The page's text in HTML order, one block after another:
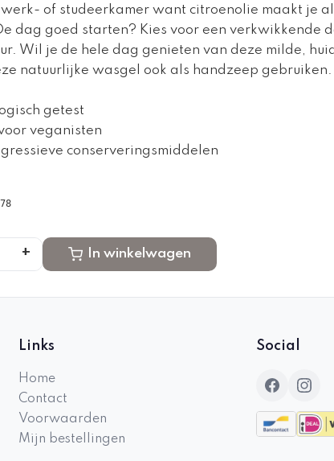
of studeerkamer want citroenolie maakt je
dag goed starten? Kies voor een verkwikkende
Wil je de hele dag genieten van deze milde,
natuurlijke wasgel ook als handzeep gebruiken.
getest
veganisten
conserveringsmiddelen
+ In winkelwagen
Links
Home
Contact
Voorwaarden
Mijn bestellingen
Social